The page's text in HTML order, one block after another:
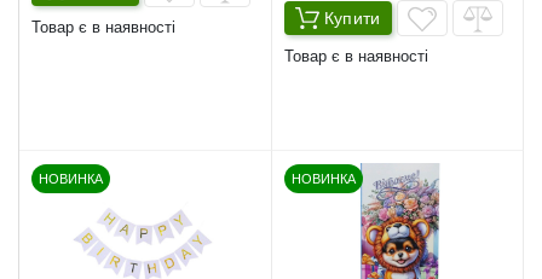
Товар є в наявності Купити
Товар є в наявності
НОВИНКА НОВИНКА